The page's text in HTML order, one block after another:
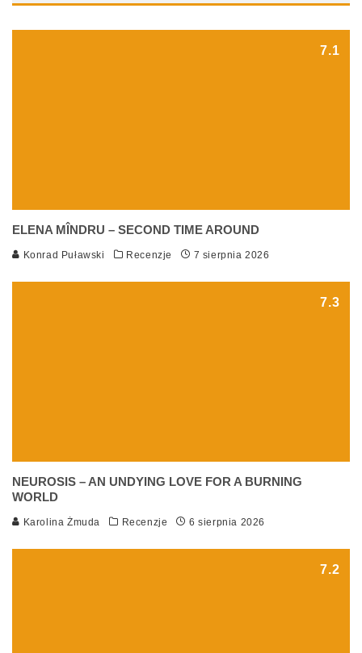
7.1
ELENA MÎNDRU – SECOND TIME AROUND
Konrad Puławski Recenzje 7 sierpnia 2026
7.3
NEUROSIS – AN UNDYING LOVE FOR A BURNING
WORLD
Karolina Żmuda Recenzje 6 sierpnia 2026
7.2